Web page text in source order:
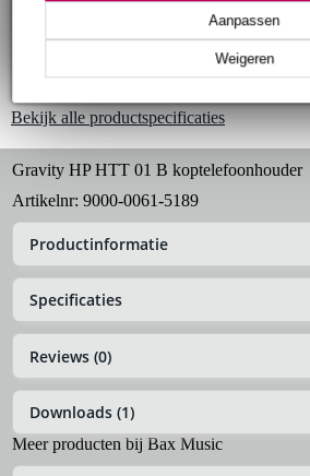
Weigeren
Aanpassen
materiaal: aluminium, kunststof
Bekijk alle productspecificaties
Gravity HP HTT 01 B koptelefoonhouder
Artikelnr: 9000-0061-5189
Productinformatie
Specificaties
Reviews (0)
Downloads (1)
Meer producten bij Bax Music